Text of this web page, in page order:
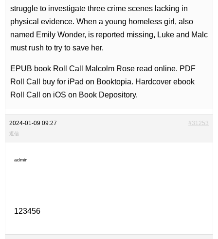
struggle to investigate three crime scenes lacking in
physical evidence. When a young homeless girl, also
named Emily Wonder, is reported missing, Luke and Malc
must rush to try to save her.
EPUB book Roll Call Malcolm Rose read online. PDF
Roll Call buy for iPad on Booktopia. Hardcover ebook
Roll Call on iOS on Book Depository.
2024-01-09 09:27 #31253
返信
admin
123456